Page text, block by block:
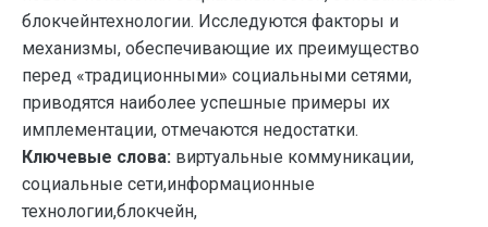
блокчейнтехнологии. Исследуются факторы и
механизмы, обеспечивающие их преимущество
перед «традиционными» социальными сетями,
приводятся наиболее успешные примеры их
имплементации, отмечаются недостатки.
Ключевые слова: виртуальные коммуникации,
социальные сети,информационные
технологии,блокчейн,